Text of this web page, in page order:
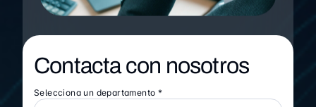
Contacta con nosotros
Selecciona un departamento *